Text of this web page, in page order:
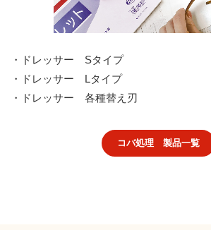
・ドレッサー Sタイプ
・ドレッサー Lタイプ
・ドレッサー 各種替え刃
コバ処理 製品一覧